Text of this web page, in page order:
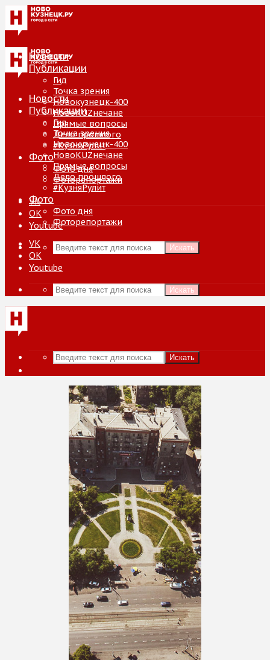
Новости
Публикации
Гид
Точка зрения
Новокузнецк-400
НовоKUZнечане
Прямые вопросы
Дело прошлого
#КузняРулит
Фото
Фото дня
Фоторепортажи
VK
ОК
Youtube
Искать
Новости
Публикации
Гид
Точка зрения
Новокузнецк-400
НовоKUZнечане
Прямые вопросы
Дело прошлого
#КузняРулит
Фото
Фото дня
Фоторепортажи
VK
ОК
Youtube
Искать
Искать